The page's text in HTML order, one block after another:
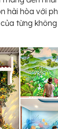
hài hòa với
từng